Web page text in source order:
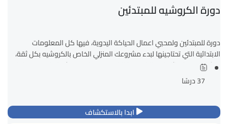
دورة الكروشيه للمبتدئين
دورة للمبتدئين ولمحبي اعمال الحياكة اليدوية، فيها كل المعلومات
الابتدائية التي تحتاجينها لبدء مشروعك المنزلي الخاص بالكروشيه بكل ثقة،
حيث انك مع انهائك لمتطلبات هذا الكورس ستكونين مؤهلة لتصميم وانتاج...
37 درسًا
ابدا بالاستكشاف